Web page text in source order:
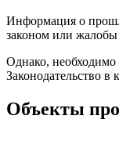
Информация о
законом или жалобы
Однако, необходимо
Законодательство
Объекты